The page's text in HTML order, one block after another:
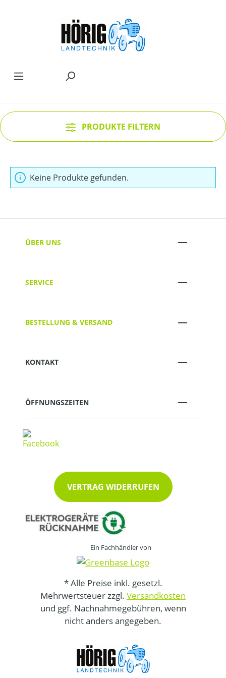
PRODUKTE FILTERN
Keine Produkte gefunden.
ÜBER UNS
SERVICE
BESTELLUNG & VERSAND
KONTAKT
ÖFFNUNGSZEITEN
VERTRAG WIDERRUFEN
Ein Fachhändler von
* Alle Preise inkl. gesetzl.
Mehrwertsteuer zzgl. Versandkosten
und ggf. Nachnahmegebühren, wenn
nicht anders angegeben.